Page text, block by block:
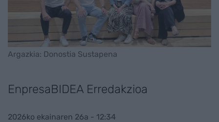
Argazkia: Donostia Sustapena
EnpresaBIDEA Erredakzioa
2026ko ekainaren 26a - 12:34